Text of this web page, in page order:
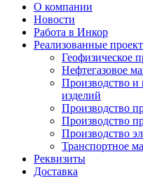
О компании
Новости
Работа в Инкор
Реализованные
Геофизическое
Нефтегазовое
Производство и
изделий
Производство
Производство
Производство
Транспортное
Реквизиты
Доставка